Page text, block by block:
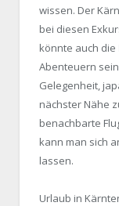
wissen. Der
bei diesen
könnte auch die
Abenteuern
Gelegenheit,
nächster Nähe
benachbarte
kann man sich
lassen.
Urlaub in